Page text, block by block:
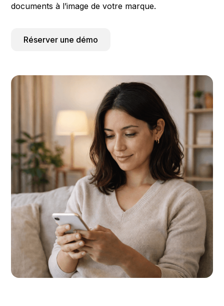
documents à l’image de votre marque.
Réserver une démo